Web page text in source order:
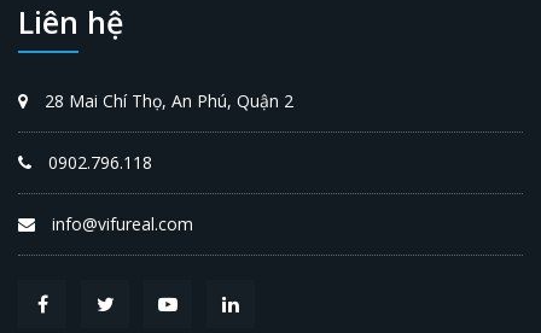
Liên hệ
28 Mai Chí Thọ, An Phú, Quận 2
0902.796.118
info@vifureal.com